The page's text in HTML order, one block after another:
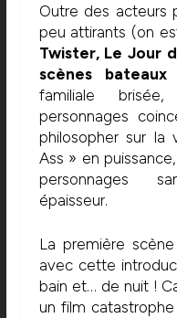
Outre des acteurs
peu attirants (on
Twister, Le Jour
scènes bateaux
familiale
personnages
philosopher sur la
Ass » en
personnages
épaisseur.
La première
avec cette
bain et… de nuit !
un film catastrophe